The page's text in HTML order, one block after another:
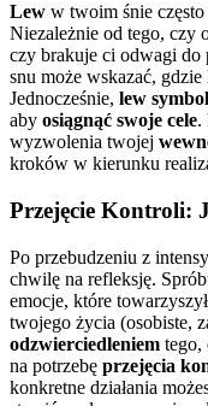
Lew w twoim śnie często
Niezależnie od tego, czy
czy brakuje ci odwagi do
snu może wskazać,
Jednocześnie, lew
aby osiągnąć swoje cele.
wyzwolenia twojej
kroków w kierunku
Przejęcie Kontroli:
Po przebudzeniu z
chwilę na refleksję.
emocje, które
twojego życia (osobiste,
odzwierciedleniem tego,
na potrzebę przejęcia
konkretne działania